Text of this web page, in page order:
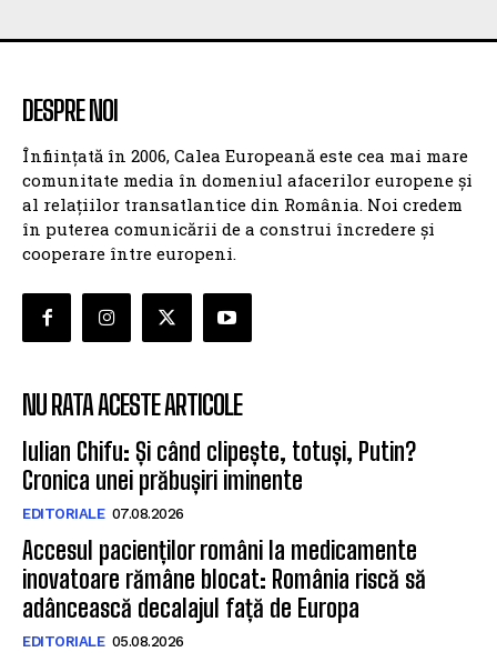
DESPRE NOI
Înființată în 2006, Calea Europeană este cea mai mare
comunitate media în domeniul afacerilor europene și
al relațiilor transatlantice din România. Noi credem
în puterea comunicării de a construi încredere și
cooperare între europeni.
NU RATA ACESTE ARTICOLE
Iulian Chifu: Și când clipește, totuși, Putin?
Cronica unei prăbușiri iminente
EDITORIALE 07.08.2026
Accesul pacienților români la medicamente
inovatoare rămâne blocat: România riscă să
adâncească decalajul față de Europa
EDITORIALE 05.08.2026